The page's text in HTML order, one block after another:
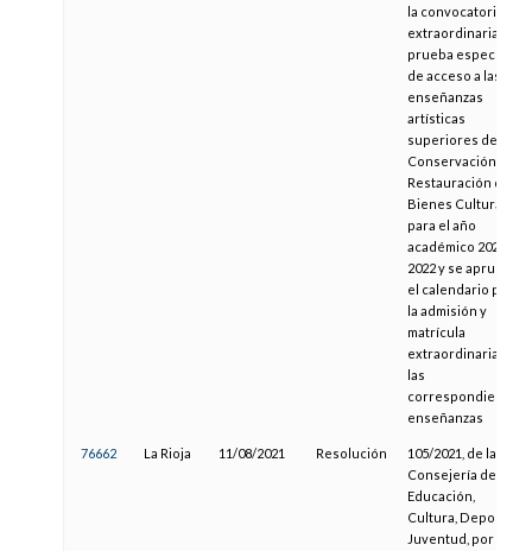
la convocatoria
extraordinaria de
prueba específica
de acceso a las
enseñanzas
artísticas
superiores de
Conservación y
Restauración de
Bienes Culturales
para el año
académico 2021-
2022 y se aprueba
el calendario para
la admisión y
matrícula
extraordinaria en
las
correspondientes
enseñanzas
76662 La Rioja 11/08/2021 Resolución
105/2021, de la
Consejería de
Educación,
Cultura, Deporte y
Juventud, por la